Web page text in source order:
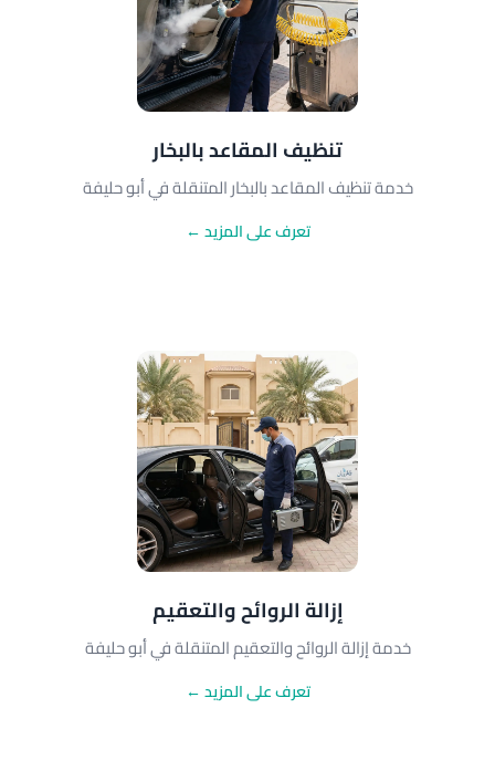
تنظيف المقاعد بالبخار
خدمة تنظيف المقاعد بالبخار المتنقلة في أبو حليفة
تعرف على المزيد ←
إزالة الروائح والتعقيم
خدمة إزالة الروائح والتعقيم المتنقلة في أبو حليفة
تعرف على المزيد ←